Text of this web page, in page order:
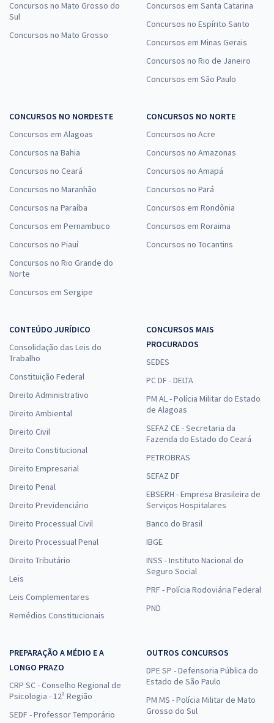
Concursos no Mato Grosso do
Sul
Concursos no Mato Grosso
Concursos em Santa Catarina
Concursos no Espírito Santo
Concursos em Minas Gerais
Concursos no Rio de Janeiro
Concursos em São Paulo
CONCURSOS NO NORDESTE
Concursos em Alagoas
Concursos na Bahia
Concursos no Ceará
Concursos no Maranhão
Concursos na Paraíba
Concursos em Pernambuco
Concursos no Piauí
Concursos no Rio Grande do
Norte
Concursos em Sergipe
CONCURSOS NO NORTE
Concursos no Acre
Concursos no Amazonas
Concursos no Amapá
Concursos no Pará
Concursos em Rondônia
Concursos em Roraima
Concursos no Tocantins
CONTEÚDO JURÍDICO
Consolidação das Leis do
Trabalho
Constituição Federal
Direito Administrativo
Direito Ambiental
Direito Civil
Direito Constitucional
Direito Empresarial
Direito Penal
Direito Previdenciário
Direito Processual Civil
Direito Processual Penal
Direito Tributário
Leis
Leis Complementares
Remédios Constitucionais
CONCURSOS MAIS
PROCURADOS
SEDES
PC DF - DELTA
PM AL - Polícia Militar do Estado
de Alagoas
SEFAZ CE - Secretaria da
Fazenda do Estado do Ceará
PETROBRAS
SEFAZ DF
EBSERH - Empresa Brasileira de
Serviços Hospitalares
Banco do Brasil
IBGE
INSS - Instituto Nacional do
Seguro Social
PRF - Polícia Rodoviária Federal
PND
PREPARAÇÃO A MÉDIO E A
LONGO PRAZO
CRP SC - Conselho Regional de
Psicologia - 12ª Região
SEDF - Professor Temporário
OUTROS CONCURSOS
DPE SP - Defensoria Pública do
Estado de São Paulo
PM MS - Polícia Militar de Mato
Grosso do Sul